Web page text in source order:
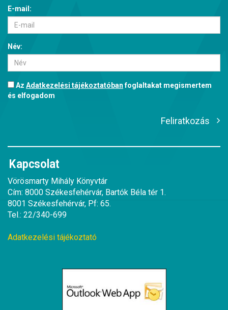
E-mail:
Név:
Az Adatkezelési tájékoztatóbanfoglaltakat megismertem
és elfogadom
Feliratkozás
Kapcsolat
Vörösmarty Mihály Könyvtár
Cím: 8000 Székesfehérvár, Bartók Béla tér 1.
8001 Székesfehérvár, Pf: 65.
Tel.: 22/340-699
Adatkezelési tájékoztató